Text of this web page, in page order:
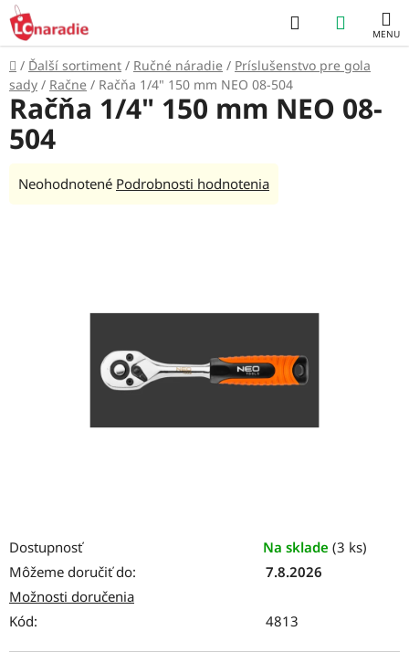
Prejsť
na
obsah
Hľadať
KOŠÍK
Domov
/ Ďalší sortiment / Ručné náradie / Príslušenstvo pre gola
sady / Račne / Račňa 1/4" 150 mm NEO 08-504
Dostupnosť Na sklade (3 ks)
Môžeme doručiť do:
7.8.2026
Možnosti doručenia
Kód:
4813
Račňa 1/4" 150 mm NEO 08-
504
Priemerné
Neohodnotené Podrobnosti hodnotenia